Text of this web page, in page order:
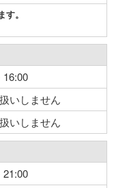
。
16:00
いしません
いしません
21:00